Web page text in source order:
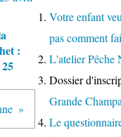
:
Votre enfant
pas comment
L'atelier Pêche
Dossier
Grande
Le